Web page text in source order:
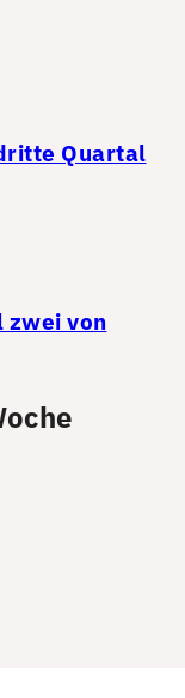
Quartal
zwei von